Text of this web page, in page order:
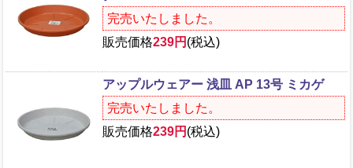
完売いたしました。
販売価格239円 (税込)
アップルウェアー 浅皿 AP 13号 ミカゲ
完売いたしました。
販売価格239円 (税込)